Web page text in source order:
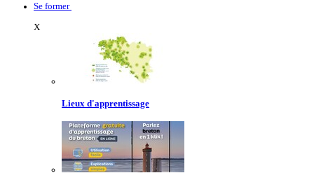
Se former
X
Lieux d'apprentissage